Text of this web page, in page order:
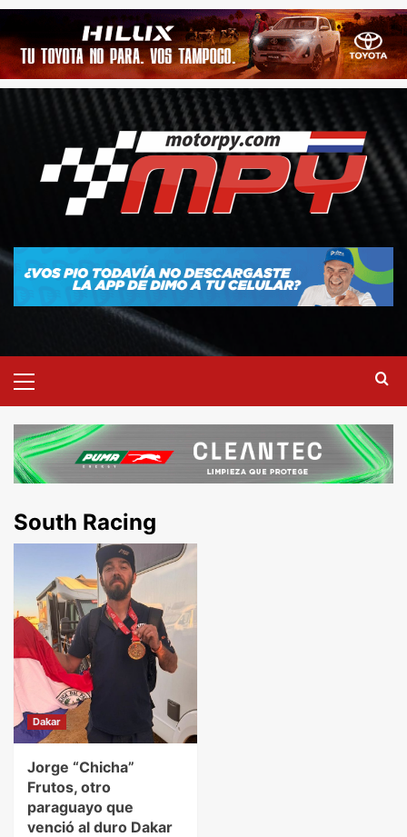
South Racing
Dakar
Jorge “Chicha”
Frutos, otro
paraguayo que
venció al duro Dakar